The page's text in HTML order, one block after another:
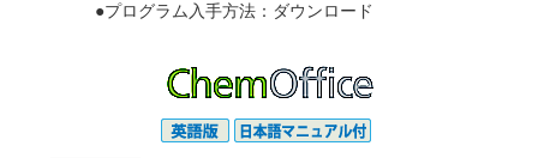
●プログラム入手方法：ダウンロード